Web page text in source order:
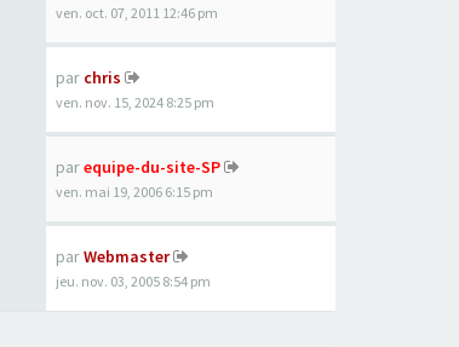
ven. oct. 07, 2011 12:46 pm
par chris
ven. nov. 15, 2024 8:25 pm
parequipe-du-site-SP
ven. mai 19, 2006 6:15 pm
parWebmaster
jeu. nov. 03, 2005 8:54 pm